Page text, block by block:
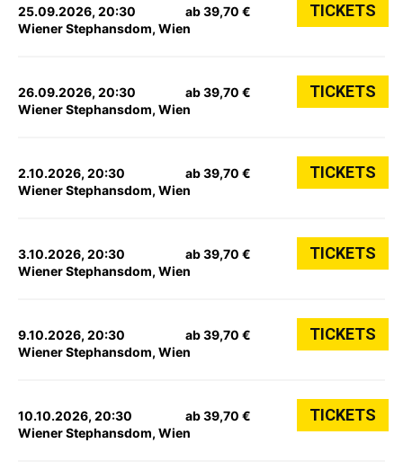
25.09.2026, 20:30
Wiener Stephansdom, Wien
ab 39,70 € TICKETS
26.09.2026, 20:30
Wiener Stephansdom, Wien
ab 39,70 € TICKETS
2.10.2026, 20:30
Wiener Stephansdom, Wien
ab 39,70 € TICKETS
3.10.2026, 20:30
Wiener Stephansdom, Wien
ab 39,70 € TICKETS
9.10.2026, 20:30
Wiener Stephansdom, Wien
ab 39,70 € TICKETS
10.10.2026, 20:30
Wiener Stephansdom, Wien
ab 39,70 € TICKETS